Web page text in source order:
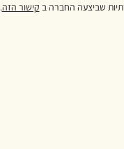
שביצעה החברה ב קישור הזה.